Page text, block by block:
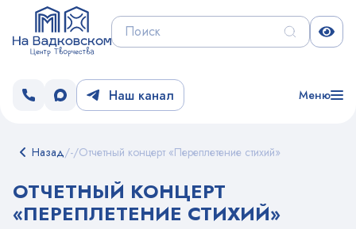
Наш канал Меню
Назад/-/Отчетный концерт «Переплетение стихий»
ОТЧЕТНЫЙ КОНЦЕРТ
«ПЕРЕПЛЕТЕНИЕ СТИХИЙ»